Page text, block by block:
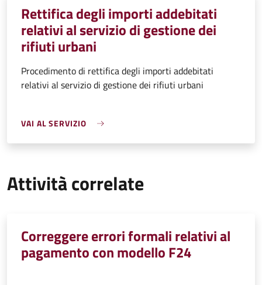
Rettifica degli importi addebitati
relativi al servizio di gestione dei
rifiuti urbani
Procedimento di rettifica degli importi addebitati
relativi al servizio di gestione dei rifiuti urbani
VAI AL SERVIZIO
Attività correlate
Correggere errori formali relativi al
pagamento con modello F24